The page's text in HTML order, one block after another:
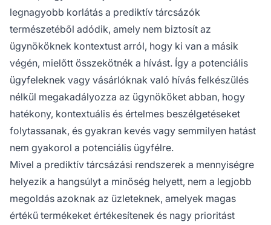
legnagyobb korlátás a prediktív tárcsázók
természetéből adódik, amely nem biztosít az
ügynököknek kontextust arról, hogy ki van a másik
végén, mielőtt összekötnék a hívást. Így a potenciális
ügyfeleknek vagy vásárlóknak való hívás felkészülés
nélkül megakadályozza az ügynököket abban, hogy
hatékony, kontextuális és értelmes beszélgetéseket
folytassanak, és gyakran kevés vagy semmilyen hatást
nem gyakorol a potenciális ügyfélre.
Mivel a prediktív tárcsázási rendszerek a mennyiségre
helyezik a hangsúlyt a minőség helyett, nem a legjobb
megoldás azoknak az üzleteknek, amelyek magas
értékű termékeket értékesítenek és nagy prioritást